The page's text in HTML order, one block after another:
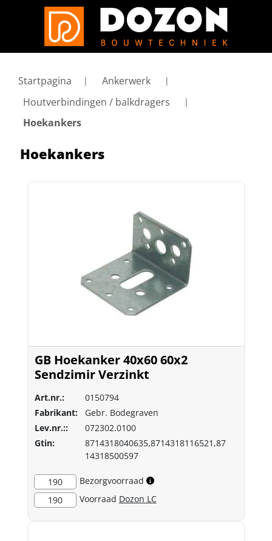
Startpagina
Ankerwerk
Houtverbindingen / balkdragers
Hoekankers
Hoekankers
GB Hoekanker 40x60 60x2
Sendzimir Verzinkt
Art.nr.:
0150794
Fabrikant:
Gebr. Bodegraven
Lev.nr.::
072302.0100
Gtin:
8714318040635,8714318116521,87
14318500597
190
Bezorgvoorraad
190
Voorraad Dozon LC